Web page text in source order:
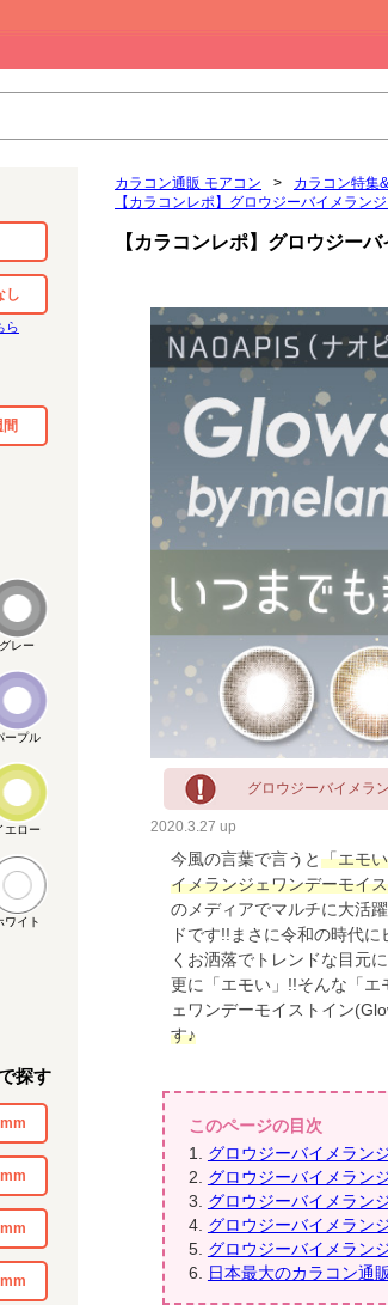
し
ら
間
グレー
ープル
エロー
ワイト
探す
カラコン通販 モアコン > カラコン特集
【カラコンレポ】グロウジーバイメラン
【カラコンレポ】グロウジー
グロウジーバイメラ
2020.3.27 up
今風の言葉で言うと「エモ
イメランジェワンデーモイ
のメディアでマルチに大活
ドです!!まさに令和の時代に
くお洒落でトレンドな目元
更に「エモい」!!そんな「
ェワンデーモイストイン
す♪
このページの目次
グロウジーバイメラン
グロウジーバイメラン
グロウジーバイメラン
グロウジーバイメラン
グロウジーバイメラン
日本最大のカラコン通